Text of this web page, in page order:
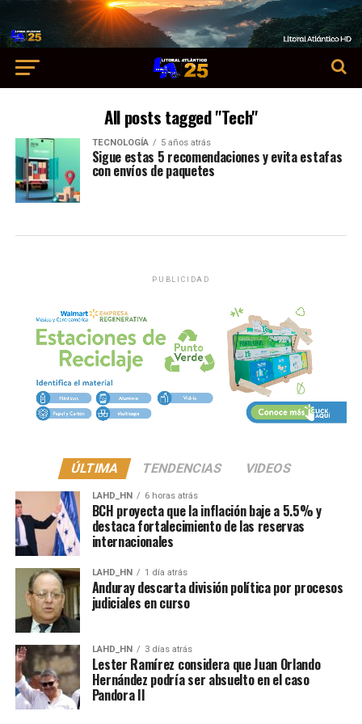
All posts tagged "Tech"
TECNOLOGÍA 5 años atrás
Sigue estas 5 recomendaciones y evita estafas
con envíos de paquetes
PUBLICIDAD
ÚLTIMA TENDENCIAS VIDEOS
LAHD_HN 6 horas atrás
BCH proyecta que la inflación baje a 5.5% y
destaca fortalecimiento de las reservas
internacionales
LAHD_HN 1 día atrás
Anduray descarta división política por procesos
judiciales en curso
LAHD_HN 3 días atrás
Lester Ramírez considera que Juan Orlando
Hernández podría ser absuelto en el caso
Pandora II